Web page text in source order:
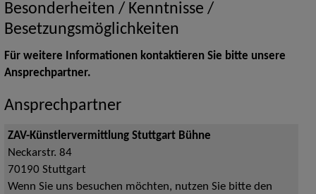
Besonderheiten / Kenntnisse /
Besetzungsmöglichkeiten
Für weitere Informationen kontaktieren Sie bitte unsere
Ansprechpartner.
Ansprechpartner
ZAV-Künstlervermittlung Stuttgart Bühne
Neckarstr. 84
70190 Stuttgart
Wenn Sie uns besuchen möchten, nutzen Sie bitte den